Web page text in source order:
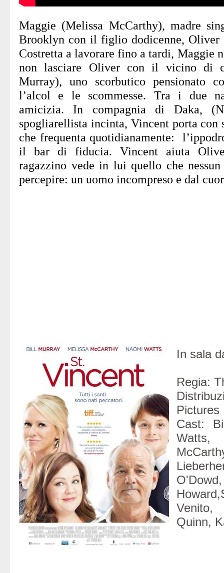
Maggie (Melissa McCarthy), madre
Brooklyn con il figlio dodicenne, Oliver
Costretta a lavorare fino a tardi, Maggie
non lasciare Oliver con il vicino di
Murray), uno scorbutico pensionato
l’alcol e le scommesse. Tra i due
amicizia. In compagnia di Daka,
spogliarellista incinta, Vincent porta con
che frequenta quotidianamente:
il bar di fiducia. Vincent aiuta
ragazzino vede in lui quello che
percepire: un uomo incompreso e dal
In sala
Regia:
Pictures
Cast:
Quinn,